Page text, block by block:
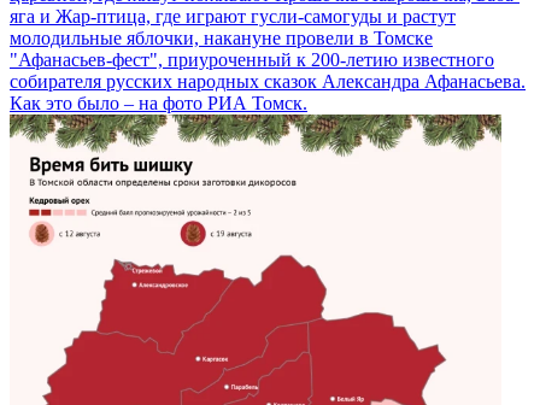
яга и Жар-птица, где играют гусли-самогуды и растут
молодильные яблочки, накануне провели в Томске
"Афанасьев-фест", приуроченный к 200-летию известного
собирателя русских народных сказок Александра Афанасьева.
Как это было – на фото РИА Томск.